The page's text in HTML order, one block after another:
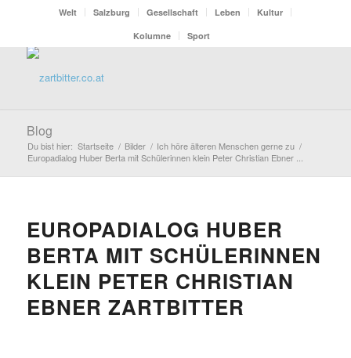
Welt Salzburg Gesellschaft Leben
Kultur
Kolumne
Sport
Blog
Du bist hier: Startseite / Bilder / Ich höre älteren Menschen gerne zu /
Europadialog Huber Berta mit Schülerinnen klein Peter Christian Ebner ...
EUROPADIALOG HUBER
BERTA MIT SCHÜLERINNEN
KLEIN PETER CHRISTIAN
EBNER ZARTBITTER